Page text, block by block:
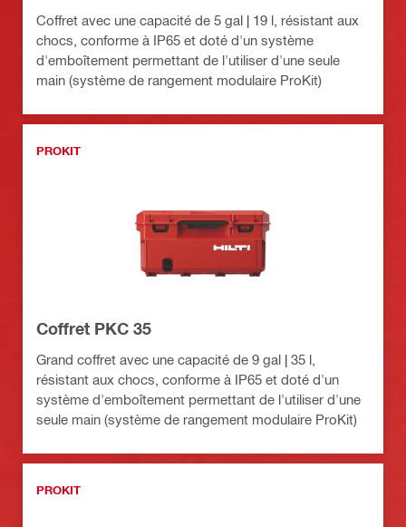
Coffret avec une capacité de 5 gal | 19 l, résistant aux
chocs, conforme à IP65 et doté d'un système
d'emboîtement permettant de l'utiliser d'une seule
main (système de rangement modulaire ProKit)
PROKIT
Coffret PKC 35
Grand coffret avec une capacité de 9 gal | 35 l,
résistant aux chocs, conforme à IP65 et doté d'un
système d'emboîtement permettant de l'utiliser d'une
seule main (système de rangement modulaire ProKit)
PROKIT